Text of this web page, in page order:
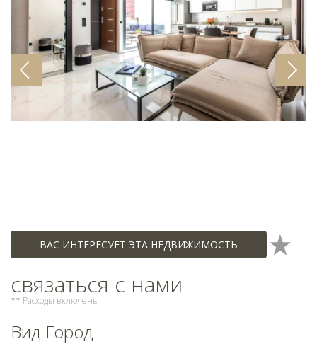
ВАС ИНТЕРЕСУЕТ ЭТА НЕДВИЖИМОСТЬ
связаться с нами
** Расходы включены
Вид Город